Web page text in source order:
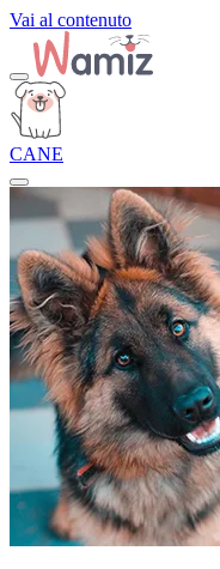
Vai al contenuto
CANE